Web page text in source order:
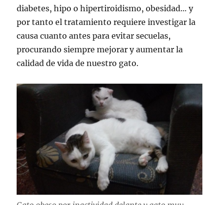
diabetes, hipo o hipertiroidismo, obesidad… y
por tanto el tratamiento requiere investigar la
causa cuanto antes para evitar secuelas,
procurando siempre mejorar y aumentar la
calidad de vida de nuestro gato.